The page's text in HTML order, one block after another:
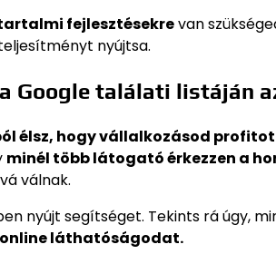
fejlesztésekrevan
nyújtsa.
Google találati listáján
élsz, hogy vállalkozásod
minél több látogató érkezzen a
válnak.
nyújt segítséget. Tekints rá úgy,
online láthatóságodat.